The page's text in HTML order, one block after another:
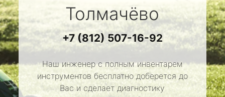
Толмачёво
+7 (812) 507-16-92
Наш инженер с полным инвентарем
инструментов бесплатно доберется до
Вас и сделает диагностику